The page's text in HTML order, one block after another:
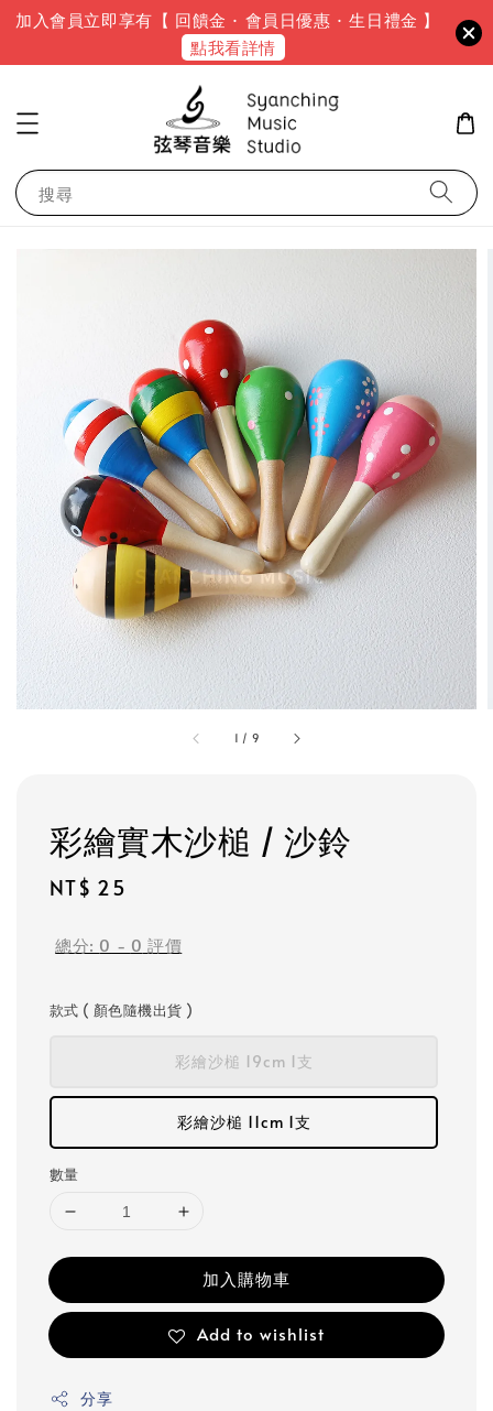
加入會員立即享有【 回饋金 · 會員日優惠 · 生日禮金 】
點我看詳情
搜尋
1 / 9
彩繪實木沙槌 / 沙鈴
Regular
NT$ 25
總分: 0 - 0 評價
款式 ( 顏色隨機出貨 )
彩繪沙槌 19cm 1支
彩繪沙槌 11cm 1支
數量
加入購物車
Add to wishlist
分享